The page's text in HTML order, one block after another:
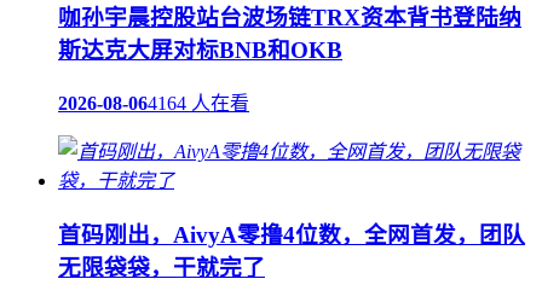
咖孙宇晨控股站台波场链TRX资本背书登陆纳
斯达克大屏对标BNB和OKB
2026-08-064164 人在看
首码刚出，AivyA零撸4位数，全网首发，团队
无限袋袋，干就完了